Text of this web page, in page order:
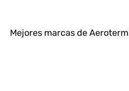
Mejores marcas de